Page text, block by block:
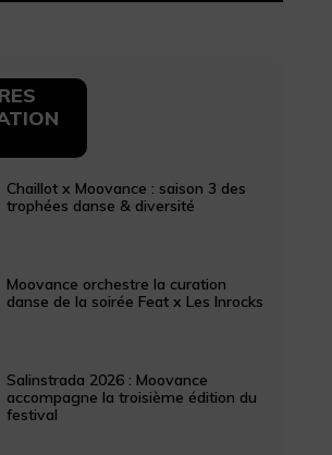
Chaillot x Moovance : saison 3 des
trophées danse & diversité
Moovance orchestre la curation
danse de la soirée Feat x Les Inrocks
Salinstrada 2026 : Moovance
accompagne la troisième édition du
festival